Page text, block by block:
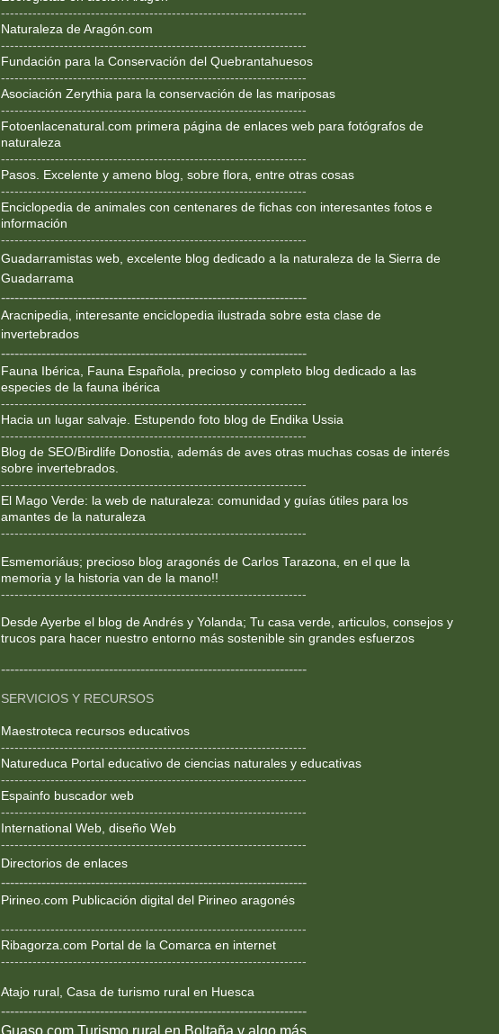
--------------------------------------------------------------------
Naturaleza de Aragón.com
--------------------------------------------------------------------
Fundación para la Conservación del Quebrantahuesos
--------------------------------------------------------------------
Asociación Zerythia para la conservación de las mariposas
--------------------------------------------------------------------
Fotoenlacenatural.com primera página de enlaces web para fotógrafos de
naturaleza
--------------------------------------------------------------------
Pasos. Excelente y ameno blog, sobre flora, entre otras cosas
--------------------------------------------------------------------
Enciclopedia de animales con centenares de fichas con interesantes fotos e
información
--------------------------------------------------------------------
Guadarramistas web, excelente blog dedicado a la naturaleza de la Sierra de
Guadarrama
--------------------------------------------------------------------
Aracnipedia, interesante enciclopedia ilustrada sobre esta clase de
invertebrados
--------------------------------------------------------------------
Fauna Ibérica, Fauna Española, precioso y completo blog dedicado a las
especies de la fauna ibérica
--------------------------------------------------------------------
Hacia un lugar salvaje. Estupendo foto blog de Endika Ussia
--------------------------------------------------------------------
Blog de SEO/Birdlife Donostia, además de aves otras muchas cosas de interés
sobre invertebrados.
--------------------------------------------------------------------
El Mago Verde: la web de naturaleza: comunidad y guías útiles para los
amantes de la naturaleza
--------------------------------------------------------------------
Esmemoriáus; precioso blog aragonés de Carlos Tarazona, en el que la
memoria y la historia van de la mano!!
--------------------------------------------------------------------
Desde Ayerbe el blog de Andrés y Yolanda; Tu casa verde, articulos, consejos y
trucos para hacer nuestro entorno más sostenible sin grandes esfuerzos
--------------------------------------------------------------------
SERVICIOS Y RECURSOS
Maestroteca recursos educativos
--------------------------------------------------------------------
Natureduca Portal educativo de ciencias naturales y educativas
--------------------------------------------------------------------
Espainfo buscador web
--------------------------------------------------------------------
International Web, diseño Web
--------------------------------------------------------------------
Directorios de enlaces
--------------------------------------------------------------------
Pirineo.com Publicación digital del Pirineo aragonés
--------------------------------------------------------------------
Ribagorza.com Portal de la Comarca en internet
--------------------------------------------------------------------
Atajo rural, Casa de turismo rural en Huesca
--------------------------------------------------------------------